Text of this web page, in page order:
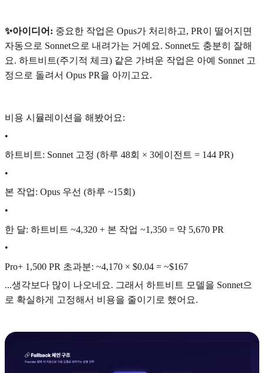
✨아이디어: 중요한 작업은 Opus가 처리하고, PR이 떨어지면
자동으로 Sonnet으로 내려가는 거예요. Sonnet도 충분히 잘해
요. 하트비트(주기적 체크) 같은 가벼운 작업은 아예 Sonnet 고
정으로 돌려서 Opus PR을 아끼고요.
비용 시뮬레이션을 해봤어요:
•
하트비트: Sonnet 고정 (하루 48회 × 3에이전트 = 144 PR)
•
본 작업: Opus 우선 (하루 ~15회)
•
한 달: 하트비트 ~4,320 + 본 작업 ~1,350 = 약 5,670 PR
•
Pro+ 1,500 PR 초과분: ~4,170 × $0.04 = ~$167
...생각보다 많이 나오네요. 그래서 하트비트 모델을 Sonnet으
로 확실하게 고정해서 비용을 줄이기로 했어요.